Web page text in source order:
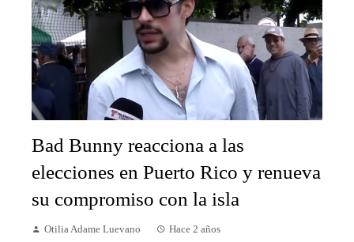
Bad Bunny reacciona a las
elecciones en Puerto Rico y renueva
su compromiso con la isla
Otilia Adame Luevano Hace 2 años